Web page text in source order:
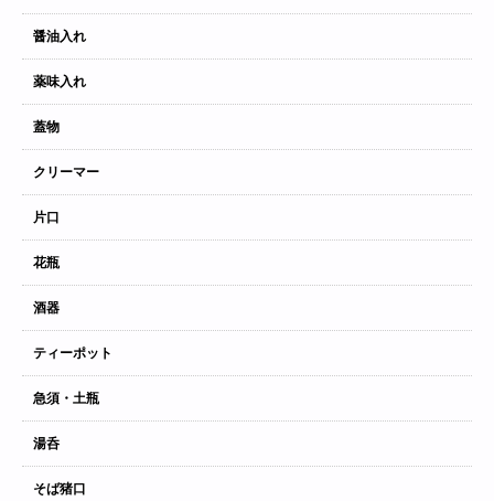
醤油入れ
薬味入れ
蓋物
クリーマー
片口
花瓶
酒器
ティーポット
急須・土瓶
湯呑
そば猪口